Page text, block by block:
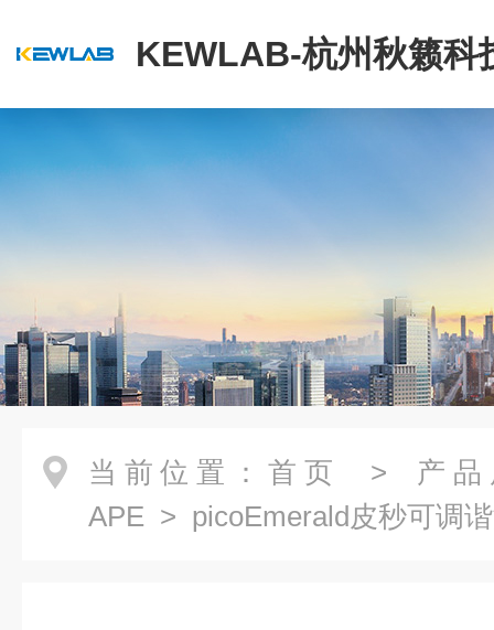
KEWLAB-杭州秋籁科
公司
当前位置： 首页 > 产
APE > picoEmerald皮秒可调